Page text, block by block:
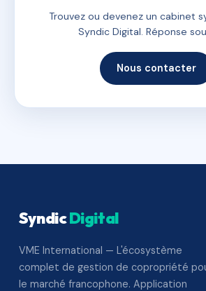
Trouvez ou devenez un cabinet
Syndic Digital. Réponse
Nous contacter
SyndicDigital
VME International — L'écosystème
complet de gestion de copropriété
le marché francophone. Application